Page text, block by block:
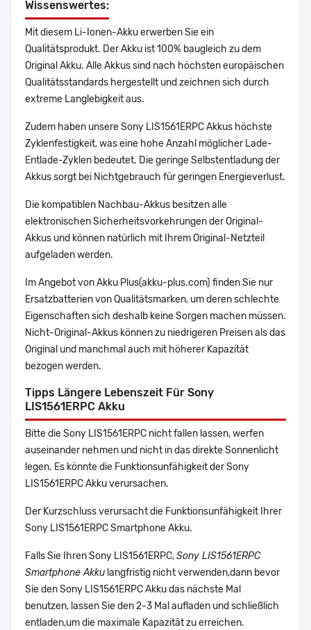
Wissenswertes:
Mit diesem Li-Ionen-Akku erwerben Sie ein
Qualitätsprodukt. Der Akku ist 100% baugleich zu dem
Original Akku. Alle Akkus sind nach höchsten europäischen
Qualitätsstandards hergestellt und zeichnen sich durch
extreme Langlebigkeit aus.
Zudem haben unsere Sony LIS1561ERPC Akkus höchste
Zyklenfestigkeit, was eine hohe Anzahl möglicher Lade-
Entlade-Zyklen bedeutet. Die geringe Selbstentladung der
Akkus sorgt bei Nichtgebrauch für geringen Energieverlust.
Die kompatiblen Nachbau-Akkus besitzen alle
elektronischen Sicherheitsvorkehrungen der Original-
Akkus und können natürlich mit Ihrem Original-Netzteil
aufgeladen werden.
Im Angebot von Akku Plus(akku-plus.com) finden Sie nur
Ersatzbatterien von Qualitätsmarken, um deren schlechte
Eigenschaften sich deshalb keine Sorgen machen müssen.
Nicht-Original-Akkus können zu niedrigeren Preisen als das
Original und manchmal auch mit höherer Kapazität
bezogen werden.
Tipps Längere Lebenszeit Für Sony
LIS1561ERPC Akku
Bitte die Sony LIS1561ERPC nicht fallen lassen, werfen
auseinander nehmen und nicht in das direkte Sonnenlicht
legen. Es könnte die Funktionsunfähigkeit der Sony
LIS1561ERPC Akku verursachen.
Der Kurzschluss verursacht die Funktionsunfähigkeit Ihrer
Sony LIS1561ERPC Smartphone Akku.
Falls Sie Ihren Sony LIS1561ERPC,Sony LIS1561ERPC
Smartphone Akku langfristig nicht verwenden,dann bevor
Sie den Sony LIS1561ERPC Akku das nächste Mal
benutzen, lassen Sie den 2-3 Mal aufladen und schließlich
entladen,um die maximale Kapazität zu erreichen.